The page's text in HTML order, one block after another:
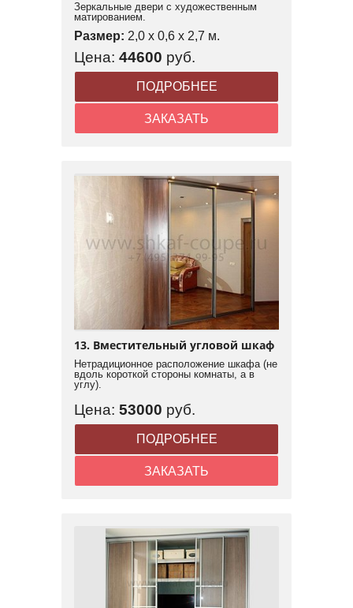
Зеркальные двери с художественным
матированием.
Размер: 2,0 x 0,6 x 2,7 м.
Цена: 44600 руб.
ПОДРОБНЕЕ
ЗАКАЗАТЬ
13. Вместительный угловой шкаф
Нетрадиционное расположение шкафа (не
вдоль короткой стороны комнаты, а в
углу).
Цена: 53000 руб.
ПОДРОБНЕЕ
ЗАКАЗАТЬ